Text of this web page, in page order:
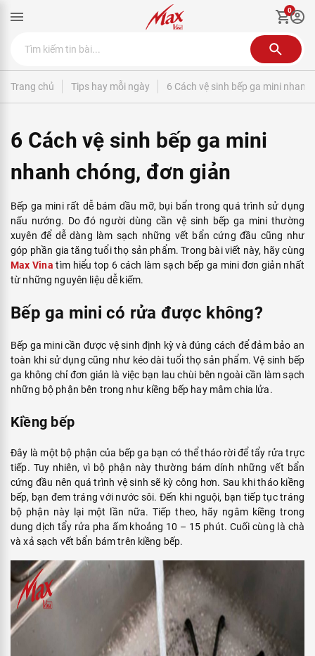
0
Trang chủ Tips hay mỗi ngày 6 Cách vệ sinh bếp ga mini
6 Cách vệ sinh bếp ga mini
nhanh chóng, đơn giản
Bếp ga mini rất dễ bám dầu mỡ, bụi bẩn trong quá trình sử dụng
nấu nướng. Do đó người dùng cần vệ sinh bếp ga mini thường
xuyên để dễ dàng làm sạch những vết bẩn cứng đầu cũng như
góp phần gia tăng tuổi thọ sản phẩm. Trong bài viết này, hãy cùng
Max Vina tìm hiểu top 6 cách làm sạch bếp ga mini đơn giản nhất
từ những nguyên liệu dễ kiếm.
Bếp ga mini có rửa được không?
Bếp ga mini cần được vệ sinh định kỳ và đúng cách để đảm bảo an
toàn khi sử dụng cũng như kéo dài tuổi thọ sản phẩm. Vệ sinh bếp
ga không chỉ đơn giản là việc bạn lau chùi bên ngoài cần làm sạch
những bộ phận bên trong như kiềng bếp hay mâm chia lửa.
Kiềng bếp
Đây là một bộ phận của bếp ga bạn có thể tháo rời để tẩy rửa trực
tiếp. Tuy nhiên, vì bộ phận này thường bám dính những vết bẩn
cứng đầu nên quá trình vệ sinh sẽ kỳ công hơn. Sau khi tháo kiềng
bếp, bạn đem tráng với nước sôi. Đến khi nguội, bạn tiếp tục tráng
bộ phận này lại một lần nữa. Tiếp theo, hãy ngâm kiềng trong
dung dịch tẩy rửa pha ấm khoảng 10 – 15 phút. Cuối cùng là chà
và xả sạch vết bẩn bám trên kiềng bếp.